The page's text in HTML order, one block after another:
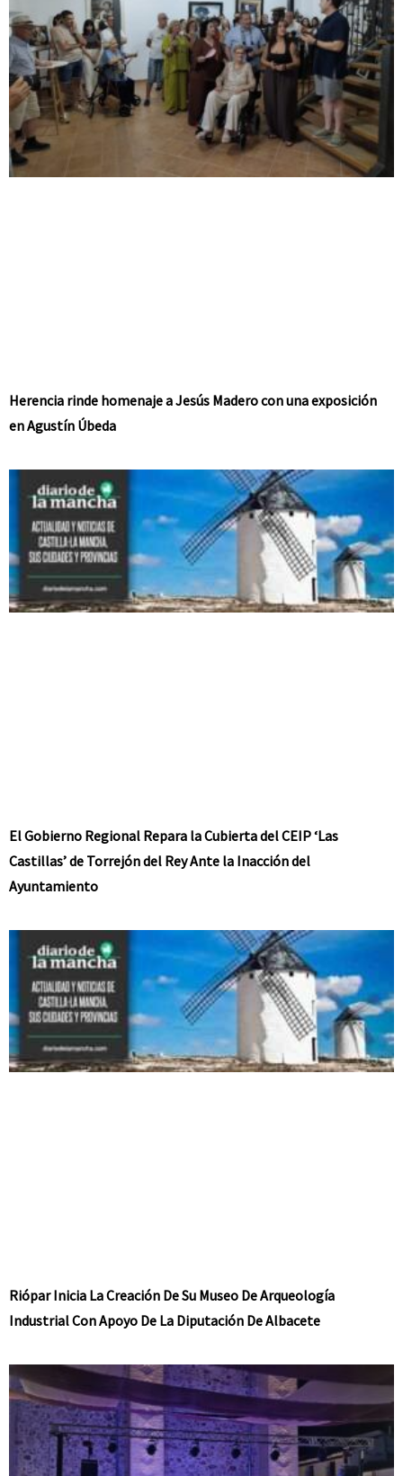
Herencia rinde homenaje a Jesús Madero con una exposición
en Agustín Úbeda
El Gobierno Regional Repara la Cubierta del CEIP ‘Las
Castillas’ de Torrejón del Rey Ante la Inacción del
Ayuntamiento
Riópar Inicia La Creación De Su Museo De Arqueología
Industrial Con Apoyo De La Diputación De Albacete